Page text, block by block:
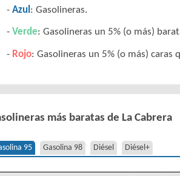
Azul : Gasolineras.
Verde: Gasolineras un 5% (o más)
Rojo: Gasolineras un 5% (o más) caras
más baratas de La Cabrera
95 Gasolina 98 Diésel Diésel+